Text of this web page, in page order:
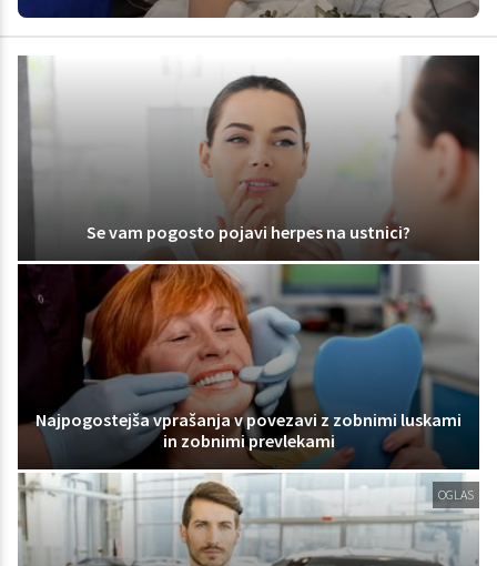
Se vam pogosto pojavi herpes na ustnici?
Najpogostejša vprašanja v povezavi z zobnimi luskami
in zobnimi prevlekami
OGLAS